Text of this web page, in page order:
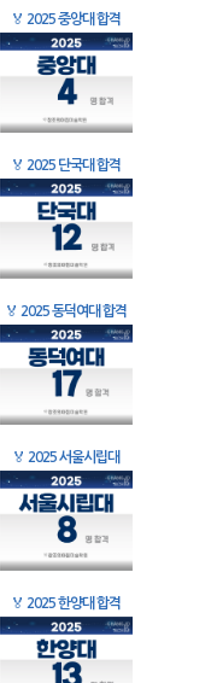
🏅 2025 중앙대 합격
🏅 2025 단국대 합격
🏅 2025 동덕여대 합격
🏅 2025 서울시립대
🏅 2025 한양대 합격